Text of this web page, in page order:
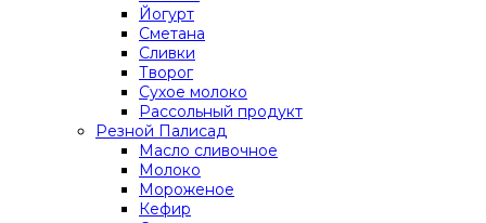
Йогурт
Сметана
Сливки
Творог
Сухое молоко
Рассольный продукт
Резной Палисад
Масло сливочное
Молоко
Мороженое
Кефир